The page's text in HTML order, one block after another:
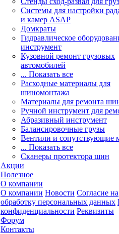
Системы для настройки
и камер ASAP
Домкраты
Гидравлическое
инструмент
Кузовной ремонт грузовых
автомобилей
... Показать все
Расходные материалы для
шиномонтажа
Материалы для ремонта
Ручной инструмент для
Абразивный инструмент
Балансировочные грузы
Вентили и сопутствующие
... Показать все
Сканеры протектора шин
Акции
Полезное
О компании
О компании Новости Согласие на
обработку персональных данных
конфиденциальности Реквизиты
Форум
Контакты